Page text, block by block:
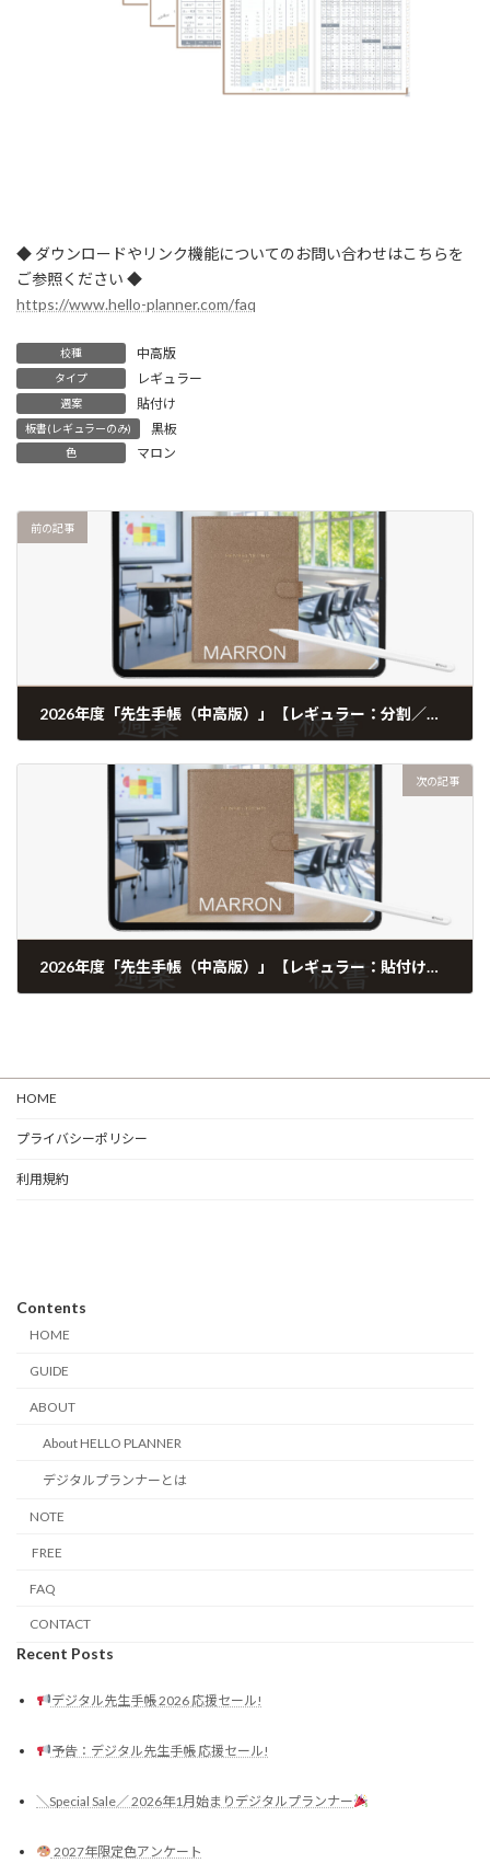
◆ ダウンロードやリンク機能についてのお問い合わせはこちらを
ご参照ください ◆
https://www.hello-planner.com/faq
校種 中高版
タイプ レギュラー
週案 貼付け
板書(レギュラーのみ) 黒板
色 マロン
前の記事
2026年度「先生手帳（中高版）」【レギュラー：分割／黒板】【色：マロン】
次の記事
2026年度「先生手帳（中高版）」【レギュラー：貼付け／ノート】【色：マロン】
HOME
プライバシーポリシー
利用規約
Contents
HOME
GUIDE
ABOUT
About HELLO PLANNER
デジタルプランナーとは
NOTE
FREE
FAQ
CONTACT
Recent Posts
デジタル先生手帳 2026 応援セール!
予告：デジタル先生手帳 応援セール!
＼Special Sale／ 2026年1月始まりデジタルプランナー
2027年限定色アンケート